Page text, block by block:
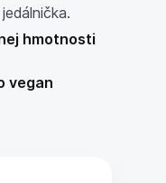
hmotnosti
vegan